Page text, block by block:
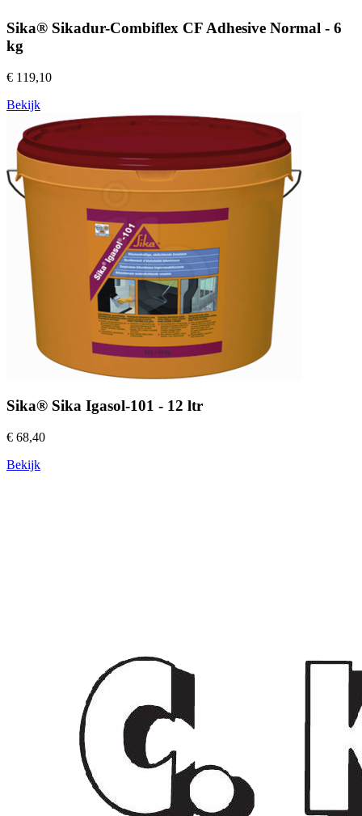
Sika® Sikadur-Combiflex CF Adhesive Normal - 6
kg
€ 119,10
Bekijk
Sika® Sika Igasol-101 - 12 ltr
€ 68,40
Bekijk